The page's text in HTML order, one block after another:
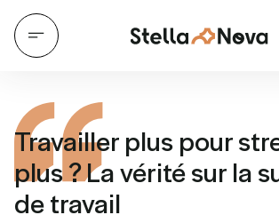
Travailler plus pour
plus ? La vérité sur la
de travail